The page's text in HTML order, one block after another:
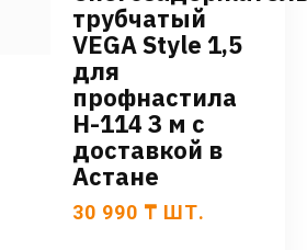
трубчатый
VEGA Style 1,5
для
профнастила
Н-114 3 м с
доставкой в
Астане
30 990 ₸ ШТ.